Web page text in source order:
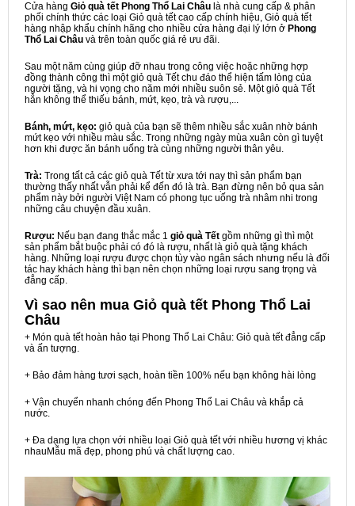
Cửa hàng Giỏ quà tết Phong Thổ Lai Châu là nhà cung cấp & phân
phối chính thức các loại Giỏ quà tết cao cấp chính hiệu, Giỏ quà tết
hàng nhập khẩu chính hãng cho nhiều cửa hàng đại lý lớn ở Phong
Thổ Lai Châu và trên toàn quốc giá rẻ ưu đãi.
Sau một năm cùng giúp đỡ nhau trong công việc hoặc những hợp
đồng thành công thì một giỏ quà Tết chu đáo thể hiện tấm lòng của
người tặng, và hi vọng cho năm mới nhiều suôn sẻ. Một giỏ quà Tết
hẳn không thể thiếu bánh, mứt, kẹo, trà và rượu,...
Bánh, mứt, kẹo: giỏ quà của bạn sẽ thêm nhiều sắc xuân nhờ bánh
mứt kẹo với nhiều màu sắc. Trong những ngày mùa xuân còn gì tuyệt
hơn khi được ăn bánh uống trà cùng những người thân yêu.
Trà: Trong tất cả các giỏ quà Tết từ xưa tới nay thì sản phẩm bạn
thường thấy nhất vẫn phải kể đến đó là trà. Bạn đừng nên bỏ qua sản
phẩm này bởi người Việt Nam có phong tục uống trà nhâm nhi trong
những câu chuyện đầu xuân.
Rượu: Nếu bạn đang thắc mắc 1 giỏ quà Tết gồm những gì thì một
sản phẩm bắt buộc phải có đó là rượu, nhất là giỏ quà tặng khách
hàng. Những loại rượu được chọn tùy vào ngân sách nhưng nếu là đối
tác hay khách hàng thì bạn nên chọn những loại rượu sang trọng và
đẳng cấp.
Vì sao nên mua Giỏ quà tết Phong Thổ Lai
Châu
+ Món quà tết hoàn hảo tại Phong Thổ Lai Châu: Giỏ quà tết đẳng cấp
và ấn tượng.
+ Bảo đảm hàng tươi sạch, hoàn tiền 100% nếu bạn không hài lòng
+ Vận chuyển nhanh chóng đến Phong Thổ Lai Châu và khắp cả
nước.
+ Đa dạng lựa chọn với nhiều loại Giỏ quà tết với nhiều hương vị khác
nhauMẫu mã đẹp, phong phú và chất lượng cao.